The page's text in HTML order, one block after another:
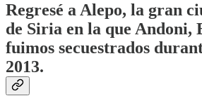
Regresé a Alepo, la gran
de Siria en la que Andoni,
fuimos secuestrados
2013.